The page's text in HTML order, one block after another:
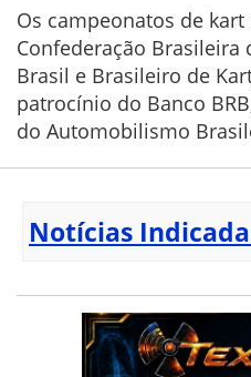
Os campeonatos de
Confederação
Brasil e Brasileiro de
patrocínio do Banco
do Automobilismo
Notícias